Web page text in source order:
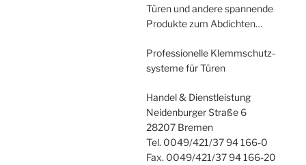
Türen und andere spannende
Produkte zum Abdichten…
Professionelle Klemmschutz-
systeme für Türen
Handel & Dienstleistung
Neidenburger Straße 6
28207 Bremen
Tel. 0049/421/37 94 166-0
Fax. 0049/421/37 94 166-20